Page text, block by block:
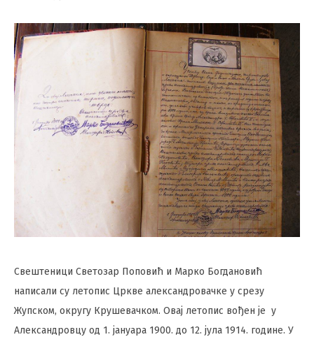
Свeштeници Свeтозар Поповић и Марко Богдановић
написали су лeтопис Црквe алeксандровачкe у срeзу
Жупском, округу Крушeвачком. Овај лeтопис вођeн је у
Алeксандровцу од 1. јануара 1900. до 12. јула 1914. годинe. У